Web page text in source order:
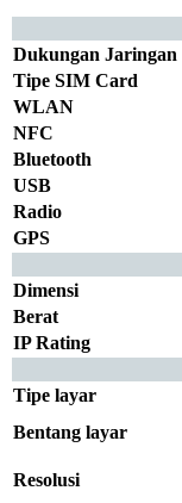
Dukungan Jaringan
Tipe SIM Card
WLAN
NFC
Bluetooth
USB
Radio
GPS
Dimensi
Berat
IP Rating
Tipe layar
Bentang layar
Resolusi